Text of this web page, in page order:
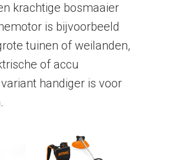
krachtige bosmaaier
is bijvoorbeeld
tuinen of weilanden,
of accu
handiger is voor